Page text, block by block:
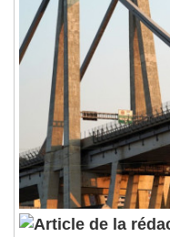
Chapters
Chapters
Descriptions
Subtitles
subtitles
settings
subtitles off
Audio Track
Picture-in-